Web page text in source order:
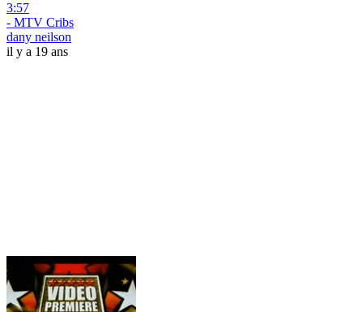
3:57
- MTV Cribs
dany neilson
il y a 19 ans